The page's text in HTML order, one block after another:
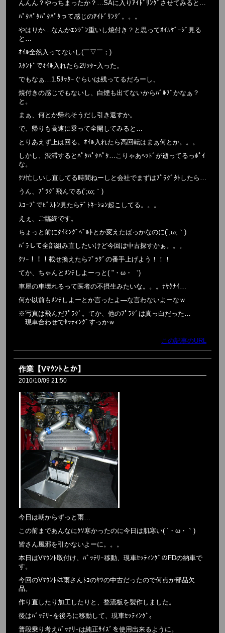
んんん？やっちまったか？…SAに入りｱｲﾄﾞﾘﾝｸﾞさせてみると…
ﾊﾟﾀﾊﾟﾀﾊﾟﾀﾊﾟﾀって感じのｱｲﾄﾞﾘﾝｸﾞ。。。
やはりか…なんかｴﾝｼﾞﾝ重いし焼付き？と思ってｵｲﾙｹﾞｰｼﾞ見る
と…
ｵｲﾙ全然入ってないし(￣▽￣；)
ｽﾀﾝﾄﾞでｵｲﾙ入れたら2ﾘｯﾀｰ入った。
でもなぁ…1.5ﾘｯﾀｰぐらいは残ってるだろーし、
焼付きの感じでもないし、白煙も出てないからﾊﾞﾙﾌﾞかなぁ？
と。
まぁ、何とか帰れそうだし引き返すか。
で、帰りも高速に乗って全開してみると…
とりあえず上は回る。ｵｲﾙ入れたら高回転はまぁ何とか。。。
しかし、渋滞するとﾊﾟﾀﾊﾟﾀﾊﾟﾀ…こりゃあﾍｯﾄﾞが逝ってるっﾎﾟｲ
な。
ｸｿ忙しいし直してる時間ねーしと会社でまずはﾌﾟﾗｸﾞ外したら…
うん、ﾌﾟﾗｸﾞ飛んでる(´;ω;｀)
ｽｺｰﾌﾟでﾋﾟｽﾄﾝ見たらﾃﾞﾄﾈｰｼｮﾝ起こしてる。。。
えぇ、ご臨終です。
ちょっと前にﾀｲﾐﾝｸﾞﾍﾞﾙﾄとか変えたばっかなのに(´;ω;｀)
ﾊﾞﾗして全部組み直したいけど今回は中古探すかぁ。。。
ｸｿｰ！！！載せ換えたらﾌﾟﾗｸﾞの番手上げよう！！！
てか、ちゃんとﾒﾝﾃしよーっと( "・ω・゛)
車屋の車壊れるって医者の不摂生みたいな。。。ﾅｻｹﾅｲ…
何か以前もﾒﾝﾃしよーとか言ったよ―な言わないよーなｗ
※写真は飛んだﾌﾟﾗｸﾞ。てか、他のﾌﾟﾗｸﾞは真っ白だった…
現車合わせでｾｯﾃｨﾝｸﾞすっかｗ
この記事のURL
作業【Vﾏｳﾝﾄとか】
2010/10/09 21:50
今日は朝からずっと雨…
この前まであんなにｸｿ寒かったのに今日は肌寒い( ´・ω・｀)
皆さん風邪を引かないよーに。。。
本日はVﾏｳﾝﾄ取付け、ﾊﾞｯﾃﾘｰ移動、現車ｾｯﾃｨﾝｸﾞのFDの納車で
す。
今回のVﾏｳﾝﾄは雨さんﾄｺのﾔﾂの中古だったので何点か部品欠
品。
作り直したり加工したりと、整流板を製作しました。
後はﾊﾞｯﾃﾘｰを後ろに移動して、現車ｾｯﾃｨﾝｸﾞ。
普段乗り考えﾊﾞｯﾃﾘｰは純正ｻｲｽﾞを使用出来るように。